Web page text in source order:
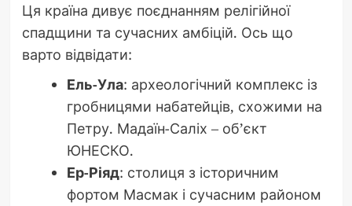
Ця країна дивує поєднанням релігійної
спадщини та сучасних амбіцій. Ось що
варто відвідати:
Ель-Ула: археологічний комплекс із
гробницями набатейців, схожими на
Петру. Мадаїн-Саліх – об’єкт
ЮНЕСКО.
Ер-Ріяд: столиця з історичним
фортом Масмак і сучасним районом